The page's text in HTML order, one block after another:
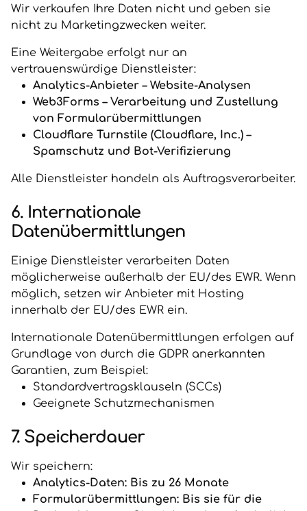
Wir verkaufen Ihre Daten nicht und geben sie
nicht zu Marketingzwecken weiter.
Eine Weitergabe erfolgt nur an
vertrauenswürdige Dienstleister:
Analytics-Anbieter – Website-Analysen
Web3Forms – Verarbeitung und Zustellung
von Formularübermittlungen
Cloudflare Turnstile (Cloudflare, Inc.) –
Spamschutz und Bot-Verifizierung
Alle Dienstleister handeln als Auftragsverarbeiter.
6. Internationale
Datenübermittlungen
Einige Dienstleister verarbeiten Daten
möglicherweise außerhalb der EU/des EWR. Wenn
möglich, setzen wir Anbieter mit Hosting
innerhalb der EU/des EWR ein.
Internationale Datenübermittlungen erfolgen auf
Grundlage von durch die GDPR anerkannten
Garantien, zum Beispiel:
Standardvertragsklauseln (SCCs)
Geeignete Schutzmechanismen
7. Speicherdauer
Wir speichern:
Analytics-Daten: Bis zu 26 Monate
Formularübermittlungen: Bis sie für die